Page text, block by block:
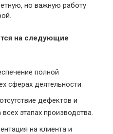
но важную работу
на следующие
полной
сферах деятельности.
дефектов и
этапах производства.
на клиента и